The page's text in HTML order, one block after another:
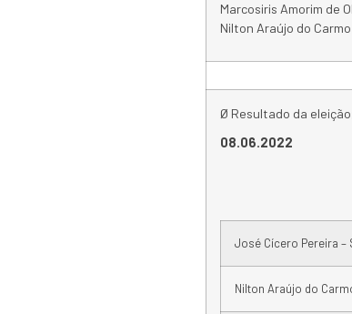
Marcosiris Amorim de
Nilton Araújo do Carmo
Ø Resultado da
08.06.2022
José Cícero Pereira –
Nilton Araújo do